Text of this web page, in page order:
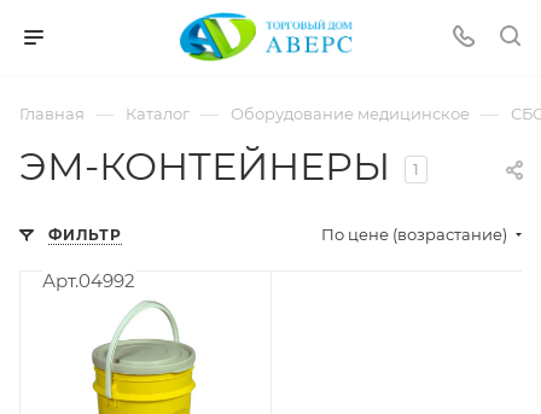
Главная — Каталог — Оборудование медицинское —
ЭМ-КОНТЕЙНЕРЫ 1
ФИЛЬТР По цене (возрастание)
Арт.04992
pornspider.info
xnxx